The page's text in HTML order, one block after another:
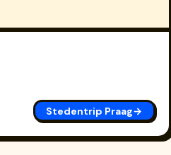
Stedentrip Praag→